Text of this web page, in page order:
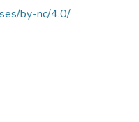
by-nc/4.0/